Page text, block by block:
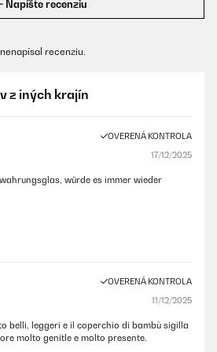
Napíšte recenziu
recenziu.
z iných krajín
OVERENÁ KONTROLA
17/12/2025
würde es immer wieder
OVERENÁ KONTROLA
11/12/2025
belli, leggeri e il coperchio di bambù sigilla
molto genitle e molto presente.